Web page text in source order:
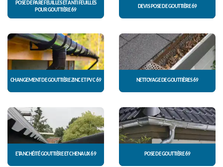
POSE DE PARE FEUILLES ET ANTI FEUILLES
POUR GOUTTIÈRE 69
DEVIS POSE DE GOUTTIÈRE 69
CHANGEMENT DE GOUTTIÈRE ZINC ET PVC 69 NETTOYAGE DE GOUTTIÈRES 69
ETANCHÉITÉ GOUTTIÈRE ET CHENAUX 69 POSE DE GOUTTIÈRE 69